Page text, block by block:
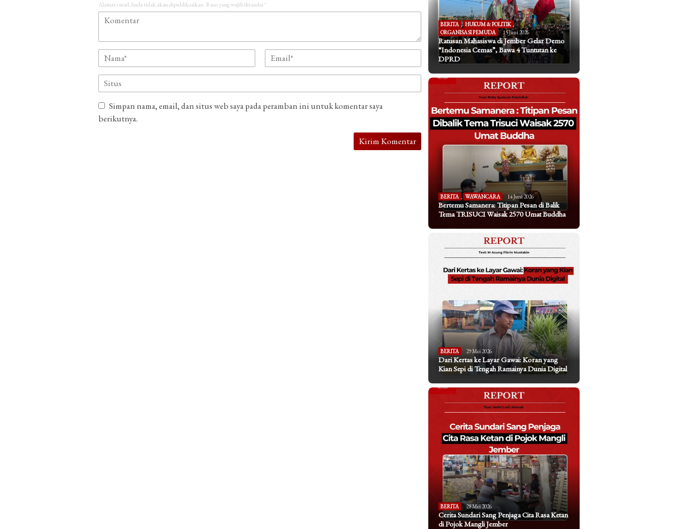
Alamat email Anda tidak akan dipublikasikan. Ruas yang wajib ditandai *
Simpan nama, email, dan situs web saya pada peramban ini untuk komentar saya
berikutnya.
BERITA , HUKUM & POLITIK ,
ORGANISASI PEMUDA
15 Juni 2026
Ratusan Mahasiswa di Jember Gelar Demo
“Indonesia Cemas”, Bawa 4 Tuntutan ke
DPRD
BERITA WAWANCARA 14 Juni 2026
Bertemu Samanera: Titipan Pesan di Balik
Tema TRISUCI Waisak 2570 Umat Buddha
BERITA 29 Mei 2026
Dari Kertas ke Layar Gawai: Koran yang
Kian Sepi di Tengah Ramainya Dunia Digital
BERITA 28 Mei 2026
Cerita Sundari Sang Penjaga Cita Rasa Ketan
di Pojok Mangli Jember